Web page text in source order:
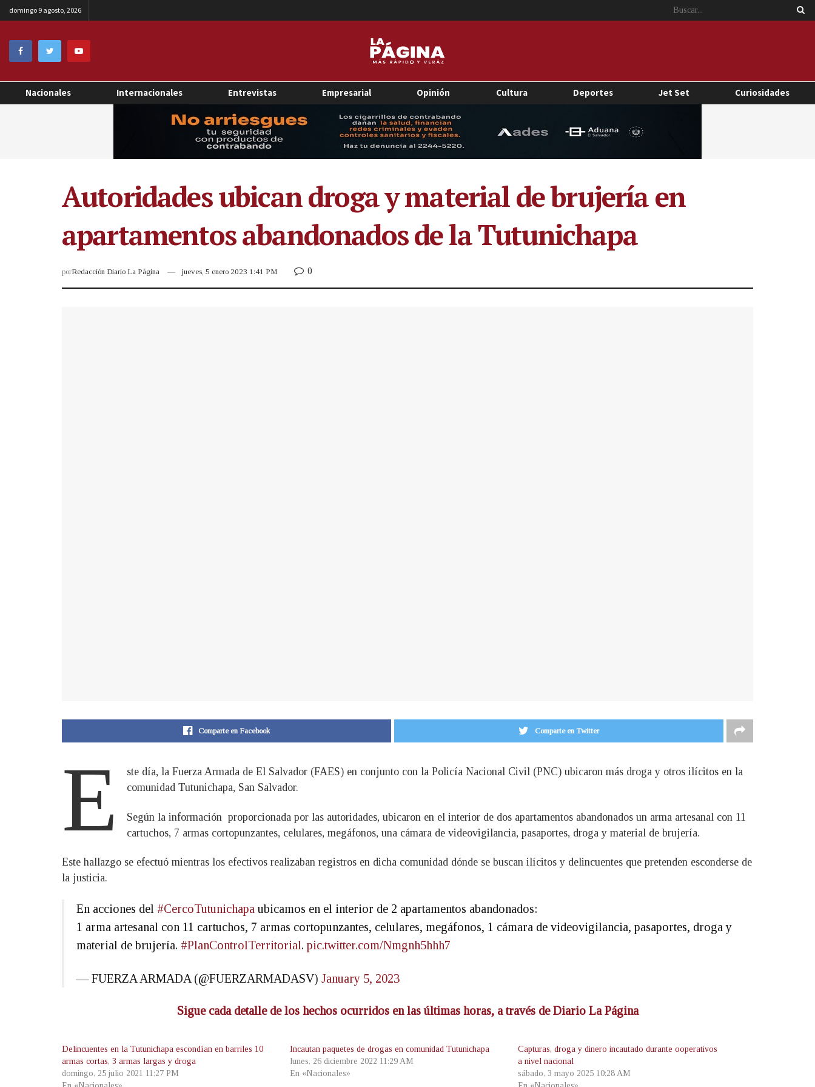
domingo 9 agosto, 2026
Nacionales Internacionales Entrevistas Empresarial Opinión Cultura Deportes Jet Set Curiosidades
Autoridades ubican droga y material de brujería en
apartamentos abandonados de la Tutunichapa
porRedacción Diario La Página jueves, 5 enero 2023 1:41 PM 0
Comparte en Facebook Comparte en Twitter
E
ste día, la Fuerza Armada de El Salvador (FAES) en conjunto con la Policía Nacional Civil (PNC) ubicaron más droga y otros ilícitos en la
comunidad Tutunichapa, San Salvador.
Según la información proporcionada por las autoridades, ubicaron en el interior de dos apartamentos abandonados un arma artesanal con 11
cartuchos, 7 armas cortopunzantes, celulares, megáfonos, una cámara de videovigilancia, pasaportes, droga y material de brujería.
Este hallazgo se efectuó mientras los efectivos realizaban registros en dicha comunidad dónde se buscan ilícitos y delincuentes que pretenden esconderse de
la justicia.
En acciones del #CercoTutunichapa ubicamos en el interior de 2 apartamentos abandonados:
1 arma artesanal con 11 cartuchos, 7 armas cortopunzantes, celulares, megáfonos, 1 cámara de videovigilancia, pasaportes, droga y
material de brujería. #PlanControlTerritorial. pic.twitter.com/Nmgnh5hhh7
— FUERZA ARMADA (@FUERZARMADASV) January 5, 2023
Sigue cada detalle de los hechos ocurridos en las últimas horas, a través de Diario La Página
Delincuentes en la Tutunichapa escondían en barriles 10
armas cortas, 3 armas largas y droga
domingo, 25 julio 2021 11:27 PM
Incautan paquetes de drogas en comunidad Tutunichapa
lunes, 26 diciembre 2022 11:29 AM
En «Nacionales»
Capturas, droga y dinero incautado durante ooperativos
a nivel nacional
sábado, 3 mayo 2025 10:28 AM